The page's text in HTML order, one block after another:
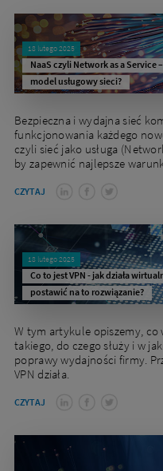
18 lutego 2025
NaaS czyli Network as a Service
model usługowy sieci?
Bezpieczna i wydajna sieć
funkcjonowania każdego
czyli sieć jako usługa
by zapewnić najlepsze
CZYTAJ
18 lutego 2025
Co to jest VPN - jak działa
postawić na to rozwiązanie?
W tym artykule opiszemy, co
takiego, do czego służy i w
poprawy wydajności firmy.
VPN działa.
CZYTAJ